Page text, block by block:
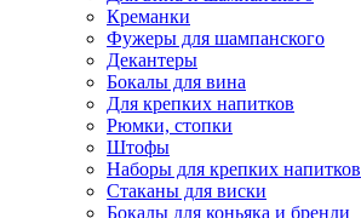
Креманки
Фужеры для шампанского
Декантеры
Бокалы для вина
Для крепких напитков
Рюмки, стопки
Штофы
Наборы для крепких напитков
Стаканы для виски
Бокалы для коньяка и бренди